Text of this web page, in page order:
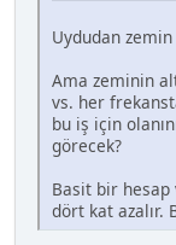
Uydudan
Ama zeminin
vs. her
bu iş için
görecek?
Basit bir hesap
dört kat azalır.